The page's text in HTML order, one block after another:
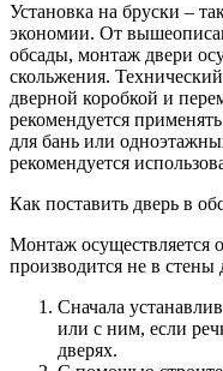
Установка на бруски –
экономии. От
обсады, монтаж двери
скольжения.
дверной коробкой и
рекомендуется
для бань или
рекомендуется
Как поставить дверь в
Монтаж осуществляется
производится не в стены
Сначала
или с ним, если
дверях.